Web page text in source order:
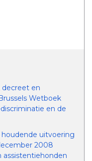
decreet en
Wetboek
en de
houdende uitvoering
2008